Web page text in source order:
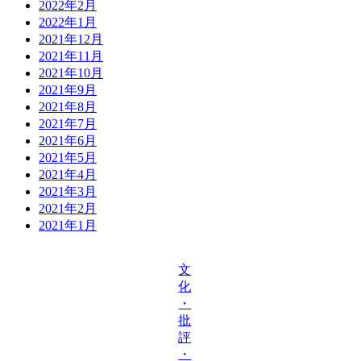
2022年2月
2022年1月
2021年12月
2021年11月
2021年10月
2021年9月
2021年8月
2021年7月
2021年6月
2021年5月
2021年4月
2021年3月
2021年2月
2021年1月
文
化
・
批
評
・